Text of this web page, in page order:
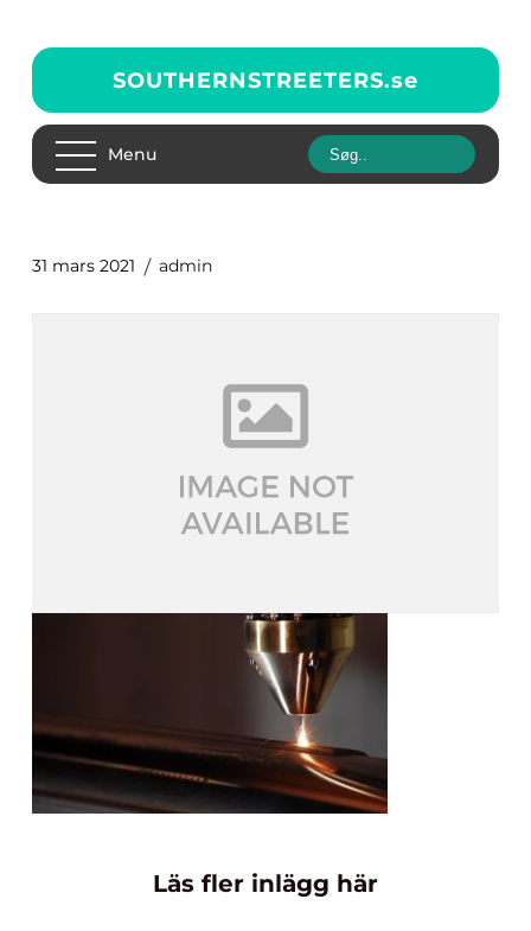
SOUTHERNSTREETERS.se
Menu
31 mars 2021 admin
Läs fler inlägg här